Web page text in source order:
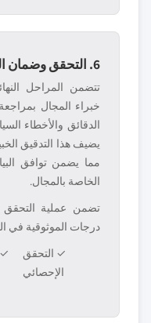
6. التحقق وضمان الجودة
تتضمن المراحل
خبراء المجال
الدقائق والأخطاء
يضيف هذا التدقيق
مما يضمن توافق
الخاصة بالمجال.
تضمن عملية التحقق
درجات الموثوقية في
✓ التحقق
الإحصائي
✓